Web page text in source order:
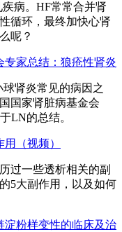
病。HF常常合并肾
循环，最终加快心肾
呢？
专家总结：狼疮性肾炎
肾炎常见的病因之
国家肾脏病基金会
LN的总结。
（视频）
过一些透析相关的副
5大副作用，以及如何
淀粉样变性的临床及治